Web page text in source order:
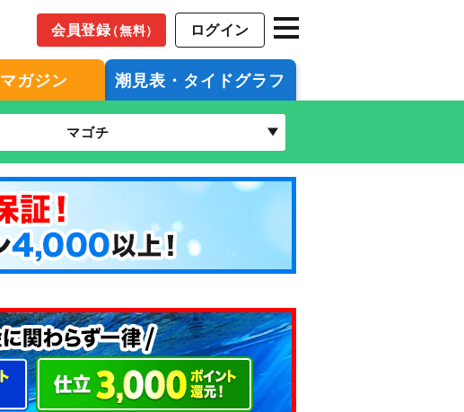
会員登録（無料） ログイン
マガジン 潮見表・タイドグラフ
マゴチ